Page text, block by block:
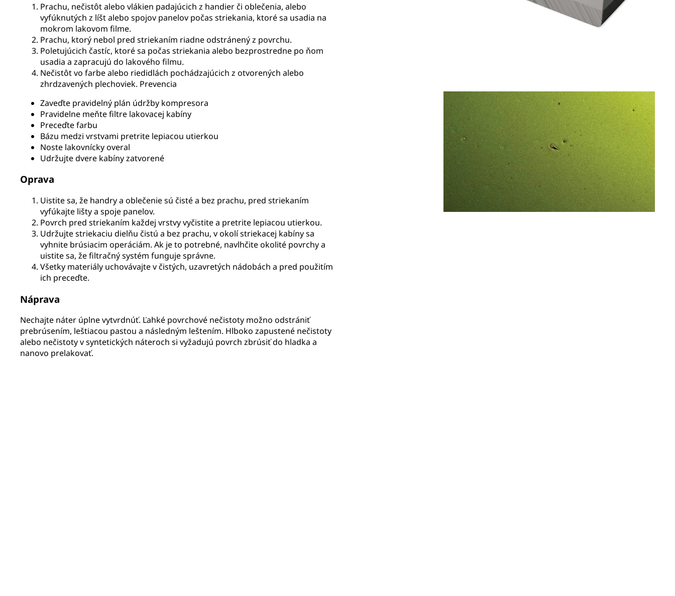
Prachu, nečistôt alebo vlákien padajúcich z handier či oblečenia, alebo
vyfúknutých z líšt alebo spojov panelov počas striekania, ktoré sa usadia na
mokrom lakovom filme.
Prachu, ktorý nebol pred striekaním riadne odstránený z povrchu.
Poletujúcich častíc, ktoré sa počas striekania alebo bezprostredne po ňom
usadia a zapracujú do lakového filmu.
Nečistôt vo farbe alebo riedidlách pochádzajúcich z otvorených alebo
zhrdzavených plechoviek. Prevencia
Zaveďte pravidelný plán údržby kompresora
Pravidelne meňte filtre lakovacej kabíny
Preceďte farbu
Bázu medzi vrstvami pretrite lepiacou utierkou
Noste lakovnícky overal
Udržujte dvere kabíny zatvorené
Oprava
Uistite sa, že handry a oblečenie sú čisté a bez prachu, pred striekaním
vyfúkajte lišty a spoje panelov.
Povrch pred striekaním každej vrstvy vyčistite a pretrite lepiacou utierkou.
Udržujte striekaciu dielňu čistú a bez prachu, v okolí striekacej kabíny sa
vyhnite brúsiacim operáciám. Ak je to potrebné, navlhčite okolité povrchy a
uistite sa, že filtračný systém funguje správne.
Všetky materiály uchovávajte v čistých, uzavretých nádobách a pred použitím
ich preceďte.
Náprava
Nechajte náter úplne vytvrdnúť. Ľahké povrchové nečistoty možno odstrániť
prebrúsením, leštiacou pastou a následným leštením. Hlboko zapustené nečistoty
alebo nečistoty v syntetických náteroch si vyžadujú povrch zbrúsiť do hladka a
nanovo prelakovať.